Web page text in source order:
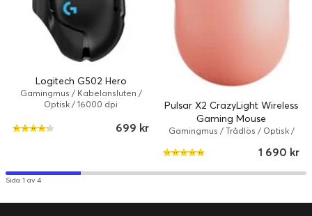
acceleration, vilket ger oöverträffad precision och hastighet.
Logitech G502 Hero
Gamingmus / Kabelansluten /
Optisk / 16000 dpi
699 kr
Pulsar X2 CrazyLight Wireless
Gaming Mouse
Gamingmus / Trådlös / Optisk /
1 690 kr
Sida 1 av 4